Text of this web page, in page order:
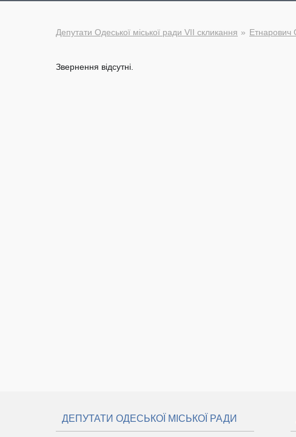
Депутати Одеської міської ради VII скликання Етнарович
Звернення відсутні.
ДЕПУТАТИ ОДЕСЬКОЇ МІСЬКОЇ РАДИ